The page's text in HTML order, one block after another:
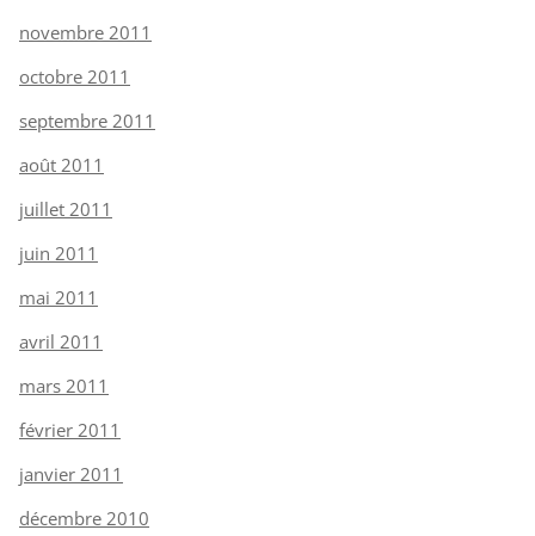
novembre 2011
octobre 2011
septembre 2011
août 2011
juillet 2011
juin 2011
mai 2011
avril 2011
mars 2011
février 2011
janvier 2011
décembre 2010